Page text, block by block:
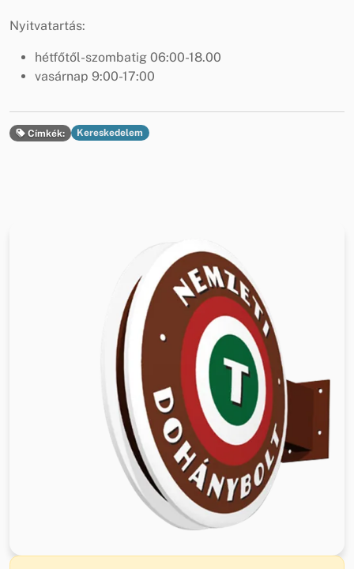
Nyitvatartás:
hétfőtől-szombatig 06:00-18.00
vasárnap 9:00-17:00
Címkék: Kereskedelem